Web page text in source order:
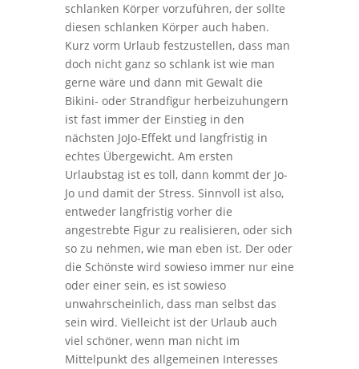
schlanken Körper vorzuführen, der sollte
diesen schlanken Körper auch haben.
Kurz vorm Urlaub festzustellen, dass man
doch nicht ganz so schlank ist wie man
gerne wäre und dann mit Gewalt die
Bikini- oder Strandfigur herbeizuhungern
ist fast immer der Einstieg in den
nächsten JoJo-Effekt und langfristig in
echtes Übergewicht. Am ersten
Urlaubstag ist es toll, dann kommt der Jo-
Jo und damit der Stress. Sinnvoll ist also,
entweder langfristig vorher die
angestrebte Figur zu realisieren, oder sich
so zu nehmen, wie man eben ist. Der oder
die Schönste wird sowieso immer nur eine
oder einer sein, es ist sowieso
unwahrscheinlich, dass man selbst das
sein wird. Vielleicht ist der Urlaub auch
viel schöner, wenn man nicht im
Mittelpunkt des allgemeinen Interesses